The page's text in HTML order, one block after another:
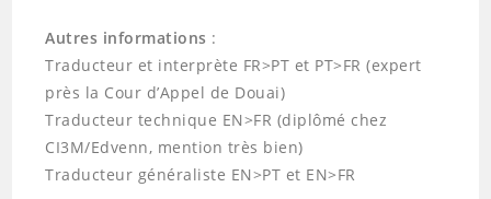
Autres informations :
Traducteur et interprète FR>PT et PT>FR (expert
près la Cour d’Appel de Douai)
Traducteur technique EN>FR (diplômé chez
CI3M/Edvenn, mention très bien)
Traducteur généraliste EN>PT et EN>FR